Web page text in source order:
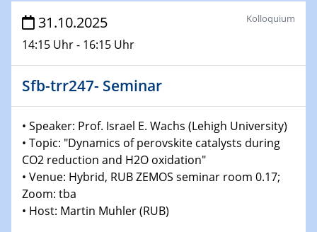
Veranstaltungen
30.11.-0001 - 06.02.2025
SFB/TRR 247 Seminar
Physikalisches Kolloquium
Shaping the future: The role of metrology in a changing
world
14.01.2025
SFB 1242 Kolloquium
31.10.2025
14:15 Uhr - 16:15 Uhr
Kolloquium
Sfb-trr247- Seminar
• Speaker: Prof. Israel E. Wachs (Lehigh University)
• Topic: "Dynamics of perovskite catalysts during
CO2 reduction and H2O oxidation"
• Venue: Hybrid, RUB ZEMOS seminar room 0.17;
Zoom: tba
• Host: Martin Muhler (RUB)